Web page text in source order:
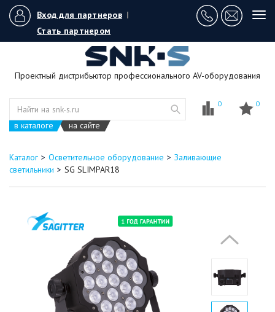
Вход для партнеров |
Стать партнером
Проектный дистрибьютор профессионального AV-оборудования
в каталоге на сайте
0 0
Каталог Осветительное оборудование
Заливающие
светильники
SG SLIMPAR18